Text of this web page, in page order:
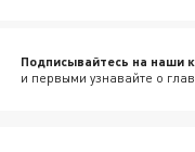
Подписывайтесь на наши
и первыми узнавайте о